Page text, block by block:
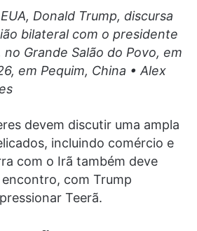
Donald Trump, discursa
bilateral com o presidente
Grande Salão do Povo, em
em Pequim, China • Alex
devem discutir uma ampla
incluindo comércio e
com o Irã também deve
com Trump
Teerã.